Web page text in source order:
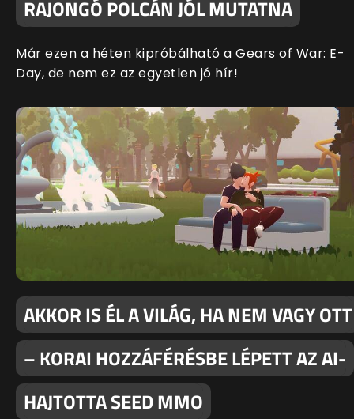
RAJONGÓ POLCÁN JÓL MUTATNA
Már ezen a héten kipróbálható a Gears of War: E-
Day, de nem ez az egyetlen jó hír!
AKKOR IS ÉL A VILÁG, HA NEM VAGY OTT
– KORAI HOZZÁFÉRÉSBE LÉPETT AZ AI-
HAJTOTTA SEED MMO